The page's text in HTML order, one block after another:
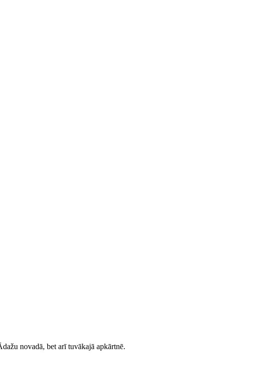
novadā, bet arī tuvākajā apkārtnē.